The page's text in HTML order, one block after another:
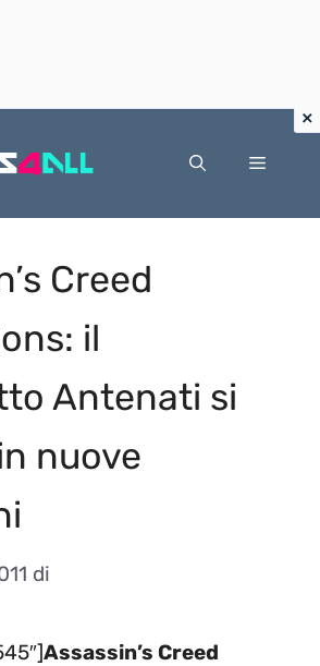
Menu
Creed
il
Antenati si
nuove
di
Assassin’s Creed